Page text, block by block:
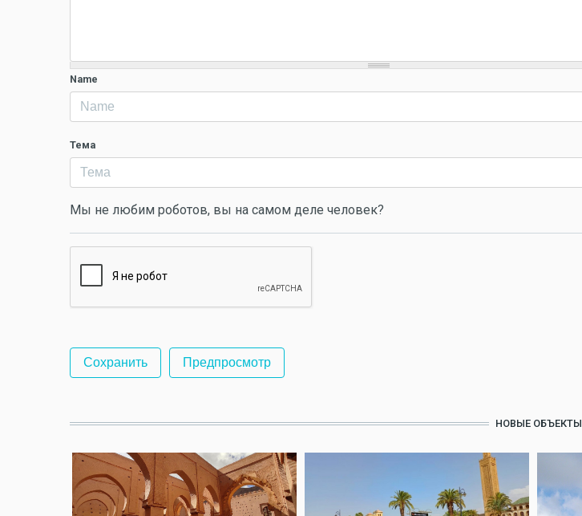
Name
Тема
Мы не любим роботов, вы на самом деле человек?
НОВЫЕ ОБЪЕКТЫ